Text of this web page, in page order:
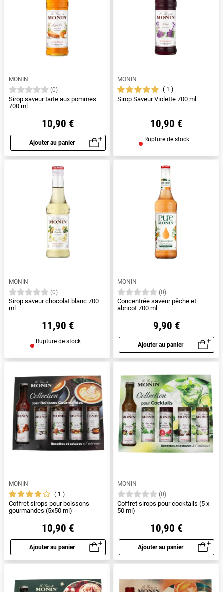
MONIN
(0)
Sirop saveur tarte aux pommes
700 ml
10,90 €
Ajouter au panier
Aperçu rapide
MONIN
1
Sirop Saveur Violette 700 ml
10,90 €
Rupture de stock
MONIN
(0)
Sirop saveur chocolat blanc 700
ml
11,90 €
Rupture de stock
MONIN
(0)
Concentrée saveur pêche et
abricot 700 ml
9,90 €
Ajouter au panier
Aperçu rapide
MONIN
1
Coffret sirops pour boissons
gourmandes (5x50 ml)
10,90 €
Ajouter au panier
Aperçu rapide
MONIN
(0)
Coffret sirops pour cocktails (5 x
50 ml)
10,90 €
Ajouter au panier
Aperçu rapide